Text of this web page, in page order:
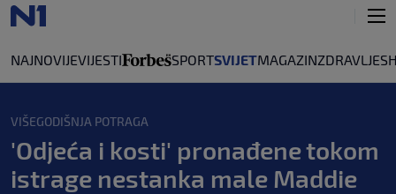
NAJNOVIJEVIJESTI SPORTSVIJETMAGAZINZDRAVLJE
VIŠEGODIŠNJA POTRAGA
'Odjeća i kosti' pronađene tokom
istrage nestanka male Maddie